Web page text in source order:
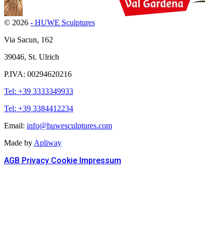
© 2026 - HUWE Sculptures
Via Sacun, 162
39046, St. Ulrich
P.IVA: 00294620216
Tel: +39 3333349933
Tel: +39 3384412234
Email: info@huwesculptures.com
Made by Apliway
AGB Privacy Cookie Impressum